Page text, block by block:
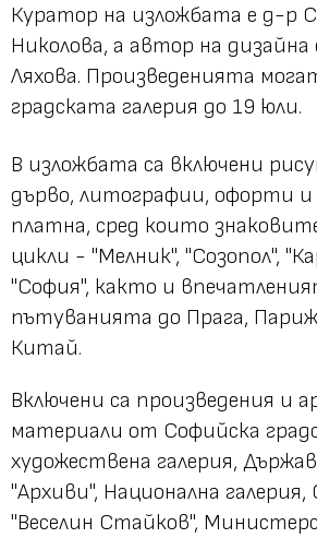
Куратор на изложбата е д-р
Николова, а автор на дизайна
Ляхова. Произведенията
градската галерия до 19 юли.
В изложбата са включени
дърво, литографии, офорти и
платна, сред които
цикли - "Мелник", "Созопол",
"София", както и
пътуванията до Прага,
Китай.
Включени са произведения и
материали от Софийска
художествена галерия,
"Архиви", Национална галерия,
"Веселин Стайков",